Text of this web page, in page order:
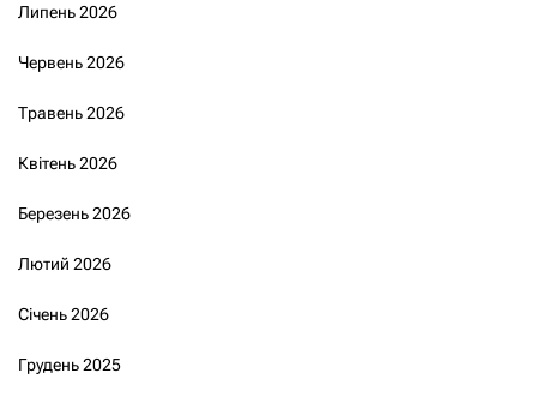
Липень 2026
Червень 2026
Травень 2026
Квітень 2026
Березень 2026
Лютий 2026
Січень 2026
Грудень 2025